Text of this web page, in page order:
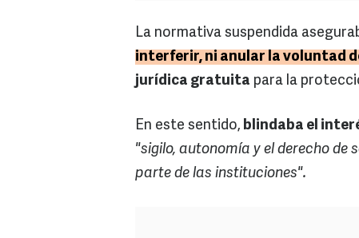
La normativa suspendida
interferir, ni anular la voluntad
jurídica gratuita para la
En este sentido, blindaba el
"sigilo, autonomía y el derecho de
parte de las instituciones".